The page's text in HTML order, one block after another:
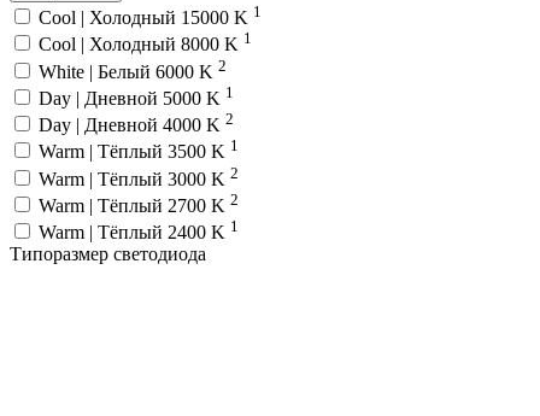
Cool | Холодный 15000 K 1
Cool | Холодный 8000 K 1
White | Белый 6000 K 2
Day | Дневной 5000 K 1
Day | Дневной 4000 K 2
Warm | Тёплый 3500 K 1
Warm | Тёплый 3000 K 2
Warm | Тёплый 2700 K 2
Warm | Тёплый 2400 K 1
Типоразмер светодиода